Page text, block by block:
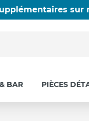
BAR PIÈCES